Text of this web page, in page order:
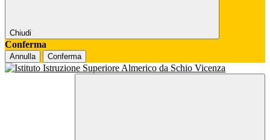
Chiudi
Conferma
Annulla Conferma